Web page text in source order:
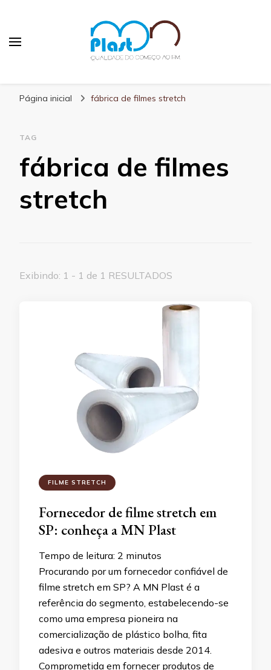
Página inicial fábrica de filmes stretch
TAG
fábrica de filmes
stretch
Exibindo: 1 - 1 de 1 RESULTADOS
FILME STRETCH
Fornecedor de filme stretch em
SP: conheça a MN Plast
Tempo de leitura: 2 minutos
Procurando por um fornecedor confiável de
filme stretch em SP? A MN Plast é a
referência do segmento, estabelecendo-se
como uma empresa pioneira na
comercialização de plástico bolha, fita
adesiva e outros materiais desde 2014.
Comprometida em fornecer produtos de